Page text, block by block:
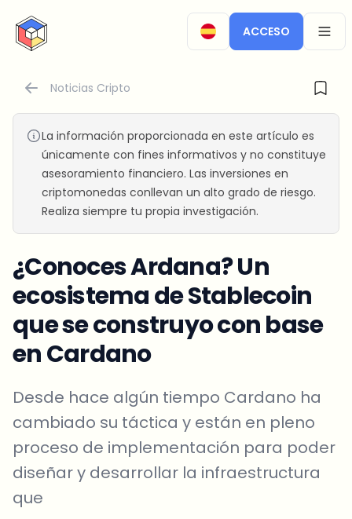
CryptoTicker
ACCESO
Noticias Cripto
La información proporcionada en este artículo es
únicamente con fines informativos y no constituye
asesoramiento financiero. Las inversiones en
criptomonedas conllevan un alto grado de riesgo.
Realiza siempre tu propia investigación.
¿Conoces Ardana? Un
ecosistema de Stablecoin
que se construyo con base
en Cardano
Desde hace algún tiempo Cardano ha
cambiado su táctica y están en pleno
proceso de implementación para poder
diseñar y desarrollar la infraestructura
que